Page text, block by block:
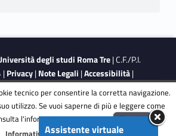
degli studi Roma Tre| C.F./P.I.
|Privacy|Note Legali |Accessibilità|
| Dichiarazione di accessibilità
Assistente virtuale
reCAPTCHA and the GooglePrivacy
tecnico per consentire la corretta navigazione.
utilizzo. Se vuoi saperne di più e leggere come
l'informativa estesa.ENG
Accetta
Informativa completa